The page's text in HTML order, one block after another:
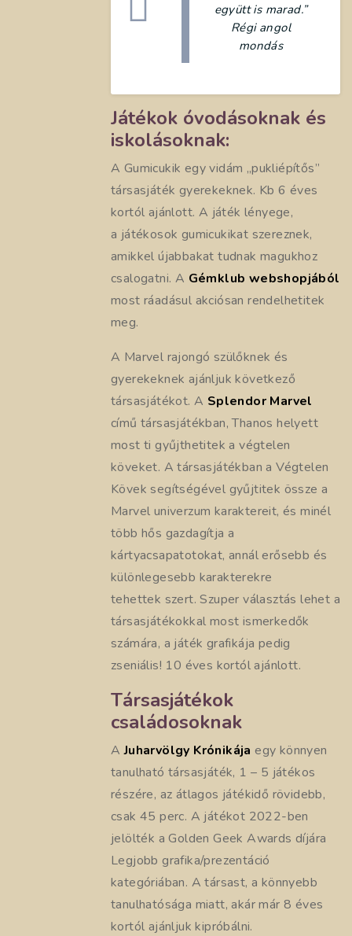
együtt is marad.”
Régi angol
mondás
Játékok óvodásoknak és
iskolásoknak:
A Gumicukik egy vidám „pukliépítős”
társasjáték gyerekeknek. Kb 6 éves
kortól ajánlott. A játék lényege,
a játékosok gumicukikat szereznek,
amikkel újabbakat tudnak magukhoz
csalogatni. A Gémklub webshopjából
most ráadásul akciósan rendelhetitek
meg.
A Marvel rajongó szülőknek és
gyerekeknek ajánljuk következő
társasjátékot. A Splendor Marvel
című társasjátékban, Thanos helyett
most ti gyűjthetitek a végtelen
köveket. A társasjátékban a Végtelen
Kövek segítségével gyűjtitek össze a
Marvel univerzum karaktereit, és minél
több hős gazdagítja a
kártyacsapatotokat, annál erősebb és
különlegesebb karakterekre
tehettek szert. Szuper választás lehet a
társasjátékokkal most ismerkedők
számára, a játék grafikája pedig
zseniális! 10 éves kortól ajánlott.
Társasjátékok
családosoknak
AJuharvölgy Krónikája egy könnyen
tanulható társasjáték, 1 – 5 játékos
részére, az átlagos játékidő rövidebb,
csak 45 perc. A játékot 2022-ben
jelölték a Golden Geek Awards díjára
Legjobb grafika/prezentáció
kategóriában. A társast, a könnyebb
tanulhatósága miatt, akár már 8 éves
kortól ajánljuk kipróbálni.